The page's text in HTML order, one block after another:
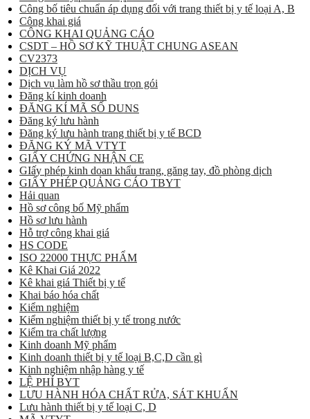
Công bố tiêu chuẩn áp dụng đối với trang thiết bị y tế loại A, B
Công khai giá
CÔNG KHAI QUẢNG CÁO
CSDT – HỒ SƠ KỸ THUẬT CHUNG ASEAN
CV2373
DỊCH VỤ
Dịch vụ làm hồ sơ thầu trọn gói
Đăng kí kinh doanh
ĐĂNG KÍ MÃ SỐ DUNS
Đăng ký lưu hành
Đăng ký lưu hành trang thiết bị y tế BCD
ĐĂNG KÝ MÃ VTYT
GIẤY CHỨNG NHẬN CE
GIấy phép kinh doan khẩu trang, găng tay, đồ phòng dịch
GIẤY PHÉP QUẢNG CÁO TBYT
Hải quan
Hồ sơ công bố Mỹ phẩm
Hồ sơ lưu hành
Hỗ trợ công khai giá
HS CODE
ISO 22000 THỰC PHẨM
Kê Khai Giá 2022
Kê khai giá Thiết bị y tế
Khai báo hóa chất
Kiểm nghiệm
Kiểm nghiệm thiết bị y tế trong nước
Kiểm tra chất lượng
Kinh doanh Mỹ phẩm
Kinh doanh thiết bị y tế loại B,C,D cần gì
Kinh nghiệm nhập hàng y tế
LỆ PHÍ BYT
LƯU HÀNH HÓA CHẤT RỬA, SÁT KHUẨN
Lưu hành thiết bị y tế loại C, D